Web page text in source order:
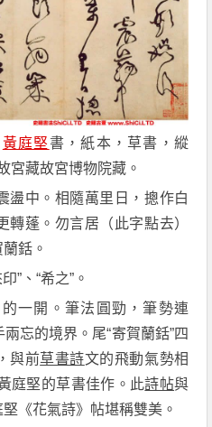
黃庭堅書，紙本，草書，縱
宮藏故宮博物院藏。
盪中。相隨萬里日，摠作白
蓬。勿言居（此字點去）
銛。
”、“希之”。
一開。筆法圓勁，筆勢連
忘的境界。尾“寄賀蘭銛”四
與前草書詩文的飛動氣勢相
庭堅的草書佳作。此詩帖與
《花氣詩》帖堪稱雙美。